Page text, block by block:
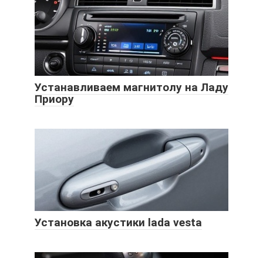
Устанавливаем магнитолу на Ладу
Приору
Установка акустики lada vesta